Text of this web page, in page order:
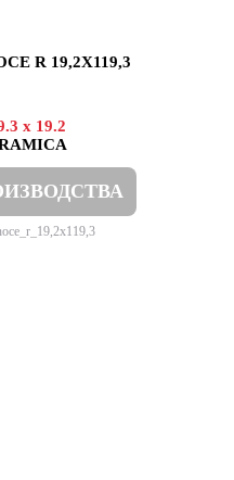
R 19,2X119,3
x 19.2